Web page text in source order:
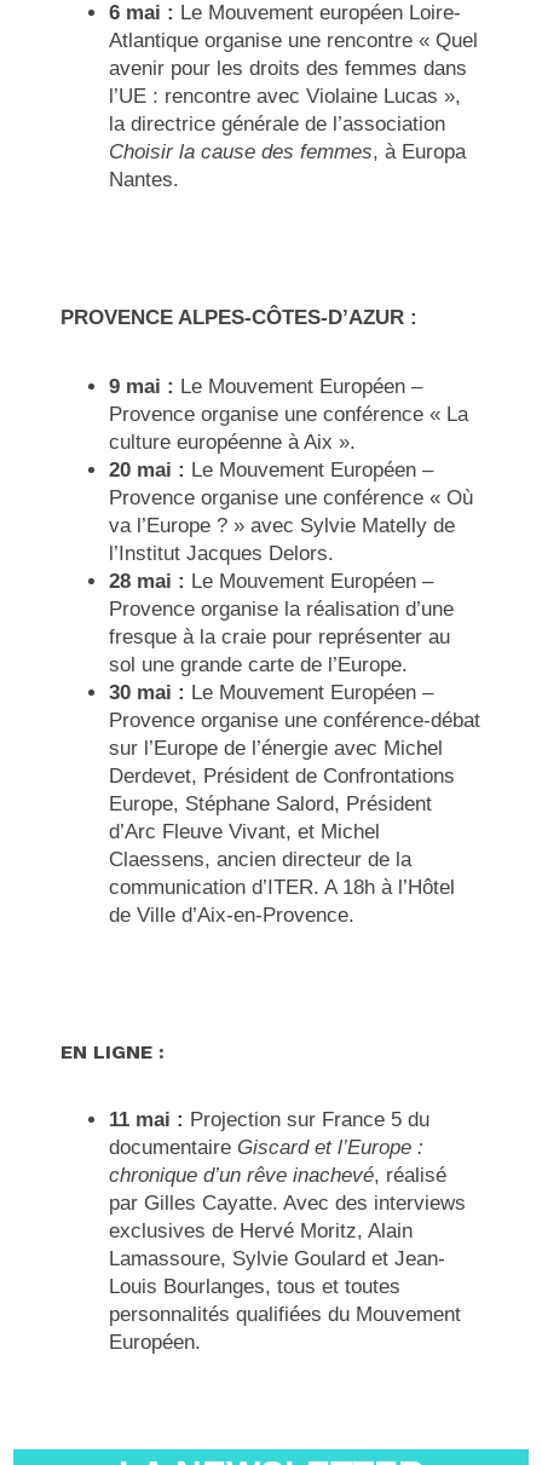
6 mai : Le Mouvement européen Loire-
Atlantique organise une rencontre« Quel
avenir pour les droits des femmes dans
l’UE : rencontre avec Violaine Lucas »,
la directrice générale de l’association
Choisir la cause des femmes, à Europa
Nantes.
PROVENCE ALPES-CÔTES-D’AZUR :
9 mai : Le Mouvement Européen –
Provence organise uneconférence « La
culture européenne à Aix ».
20 mai : Le Mouvement Européen –
Provence organise uneconférence « Où
va l’Europe ? » avec Sylvie Matelly de
l’Institut Jacques Delors.
28 mai : Le Mouvement Européen –
Provence organise la réalisation d’une
fresque à la craie pour représenter au
sol une grande carte de l’Europe.
30 mai : Le Mouvement Européen –
Provence organise uneconférence-débat
sur l’Europe de l’énergie avec Michel
Derdevet, Président de Confrontations
Europe, Stéphane Salord, Président
d’Arc Fleuve Vivant, et Michel
Claessens, ancien directeur de la
communication d’ITER. A 18h à l’Hôtel
de Ville d’Aix-en-Provence.
EN LIGNE :
11 mai : Projection sur France 5 du
documentaire Giscard et l’Europe :
chronique d’un rêve inachevé, réalisé
par Gilles Cayatte. Avec des interviews
exclusives de Hervé Moritz, Alain
Lamassoure, Sylvie Goulard et Jean-
Louis Bourlanges, tous et toutes
personnalités qualifiées du Mouvement
Européen.